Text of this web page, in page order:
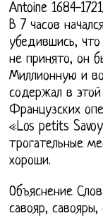
Antoine 1684-
В 7 часов
убедившись,
не принято, он
Миллионную и
содержал в
Французских
«Los petits
трогательные
хороши.
Объяснение
савояр, савояры,